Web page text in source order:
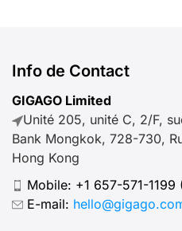
Info de Contact
GIGAGO Limited
Unité 205, unité C, 2/F,
Bank Mongkok, 728-730,
Hong Kong
Mobile: +1 657-571-1199
E-mail: